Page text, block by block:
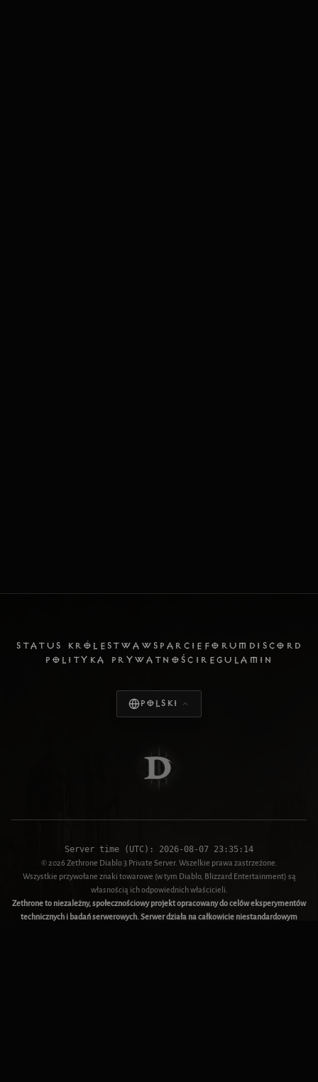
STATUS KRÓLESTWA WSPARCIE FORUM DISCORD
POLITYKA PRYWATNOŚCI REGULAMIN
Polski
Server time (UTC): 2026-08-07 23:35:15
© 2026 Zethrone Diablo 3 Private Server. Wszelkie prawa zastrzeżone.
Wszystkie przywołane znaki towarowe (w tym Diablo, Blizzard Entertainment) są
własnością ich odpowiednich właścicieli.
Zethrone to niezależny, społecznościowy projekt opracowany do celów eksperymentów
technicznych i badań serwerowych. Serwer działa na całkowicie niestandardowym